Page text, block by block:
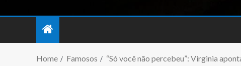
Home Famosos “Só você não percebeu”: Virginia